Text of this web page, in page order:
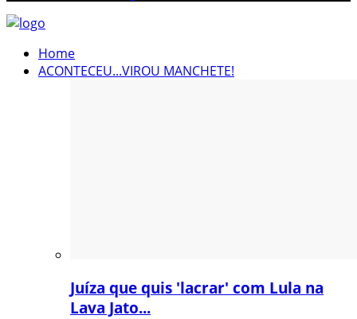
Home
ACONTECEU...VIROU MANCHETE!
Juíza que quis 'lacrar' com Lula na
Lava Jato...